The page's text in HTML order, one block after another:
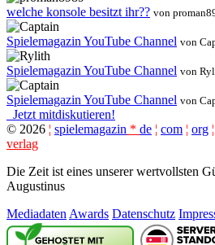
welche konsole besitzt ihr?? von
Spielemagazin YouTube Channel von
Spielemagazin YouTube Channel von
Spielemagazin YouTube Channel von
Jetzt mitdiskutieren!
© 2026 ¦ spielemagazin * de ¦ com ¦ org ¦
verlag
Die Zeit ist eines unserer wertvollsten
Augustinus
Mediadaten Awards Datenschutz